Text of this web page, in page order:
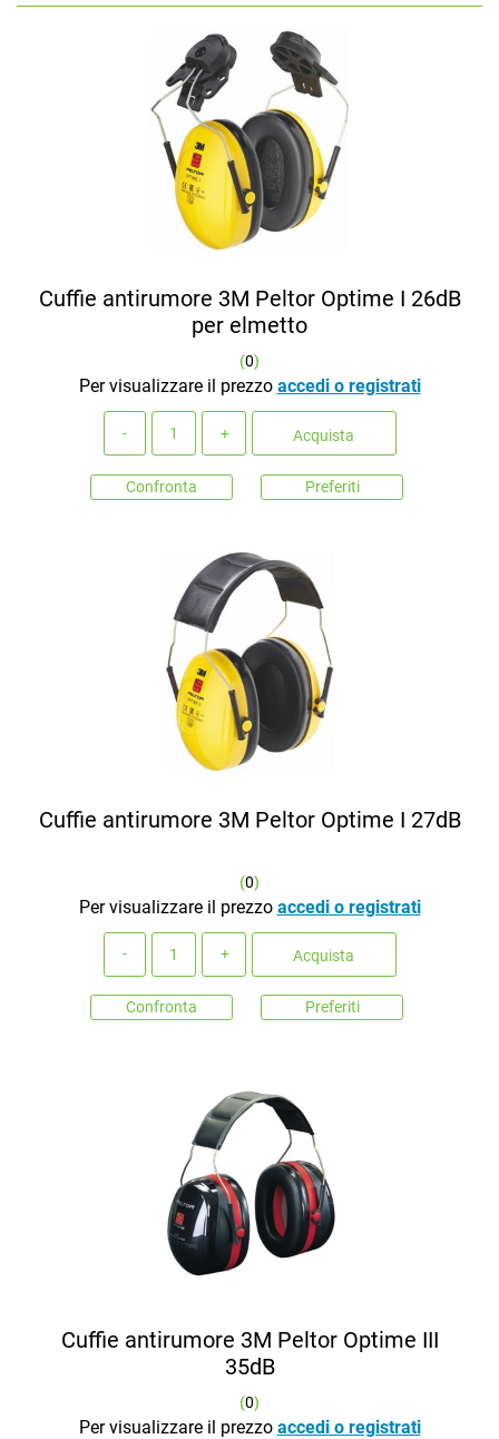
Cuffie antirumore 3M Peltor Optime I 26dB
per elmetto
(0)
Per visualizzare il prezzo accedi o registrati
Acquista
Confronta Preferiti
Cuffie antirumore 3M Peltor Optime I 27dB
(0)
Per visualizzare il prezzo accedi o registrati
Acquista
Confronta Preferiti
Cuffie antirumore 3M Peltor Optime III
35dB
(0)
Per visualizzare il prezzo accedi o registrati